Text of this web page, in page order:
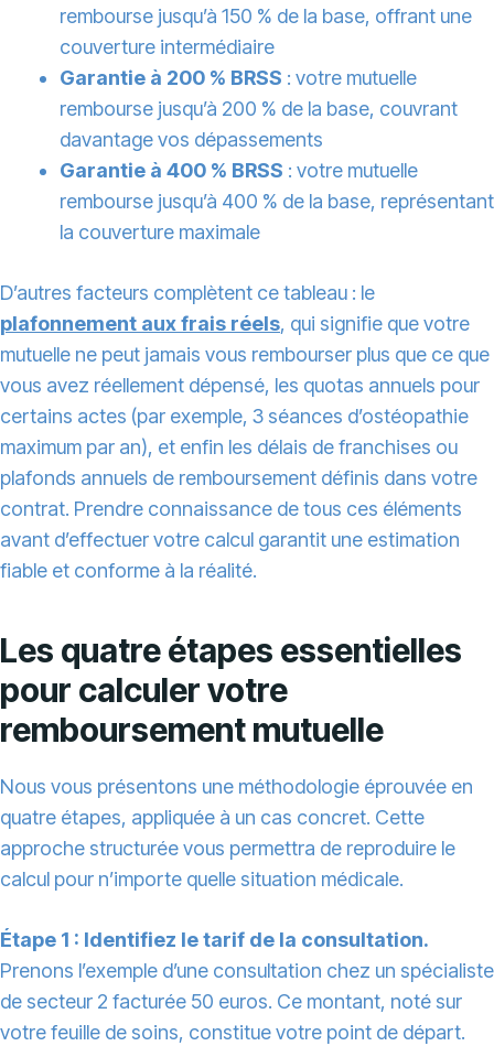
rembourse jusqu’à 150 % de la base, offrant une
couverture intermédiaire
Garantie à 200 % BRSS : votre mutuelle
rembourse jusqu’à 200 % de la base, couvrant
davantage vos dépassements
Garantie à 400 % BRSS : votre mutuelle
rembourse jusqu’à 400 % de la base, représentant
la couverture maximale
D’autres facteurs complètent ce tableau : le
plafonnement aux frais réels, qui signifie que votre
mutuelle ne peut jamais vous rembourser plus que ce que
vous avez réellement dépensé, les quotas annuels pour
certains actes (par exemple, 3 séances d’ostéopathie
maximum par an), et enfin les délais de franchises ou
plafonds annuels de remboursement définis dans votre
contrat. Prendre connaissance de tous ces éléments
avant d’effectuer votre calcul garantit une estimation
fiable et conforme à la réalité.
Les quatre étapes essentielles
pour calculer votre
remboursement mutuelle
Nous vous présentons une méthodologie éprouvée en
quatre étapes, appliquée à un cas concret. Cette
approche structurée vous permettra de reproduire le
calcul pour n’importe quelle situation médicale.
Étape 1 : Identifiez le tarif de la consultation.
Prenons l’exemple d’une consultation chez un spécialiste
de secteur 2 facturée 50 euros. Ce montant, noté sur
votre feuille de soins, constitue votre point de départ.